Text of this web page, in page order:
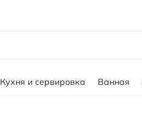
Кухня и сервировка Ванная